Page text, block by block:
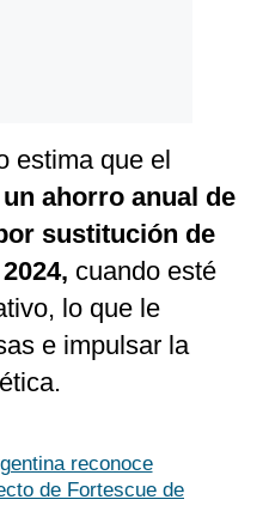
estima que el
ahorro anual de
sustitución de
cuando esté
lo que le
e impulsar la
reconoce
de Fortescue de